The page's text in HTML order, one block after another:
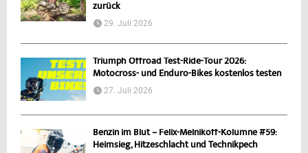
zurück
29. Juli 2026
Triumph Offroad Test-Ride-Tour 2026:
Motocross- und Enduro-Bikes kostenlos testen
27. Juli 2026
Benzin im Blut – Felix-Melnikoff-Kolumne #59:
Heimsieg, Hitzeschlacht und Technikpech